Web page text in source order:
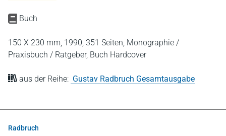
Buch
150 X 230 mm, 1990, 351 Seiten, Monographie /
Praxisbuch / Ratgeber, Buch Hardcover
aus der Reihe: Gustav Radbruch Gesamtausgabe
Radbruch